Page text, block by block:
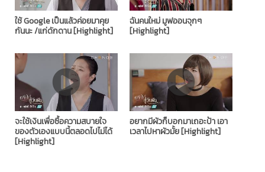
ใช้ Google เป็นแล้วค่อยมาคุย
กันนะ /แก่ดักดาน [Highlight]
ฉันคนใหม่ มูฟออนจุกๆ
[Highlight]
จะใช้เงินเพื่อซื้อความสบายใจ
ของตัวเองแบบนี้ตลอดไปไม่ได้
[Highlight]
อยากมีผัวก็บอกมาเถอะป้า เอา
เวลาไปหาผัวมั้ย [Highlight]